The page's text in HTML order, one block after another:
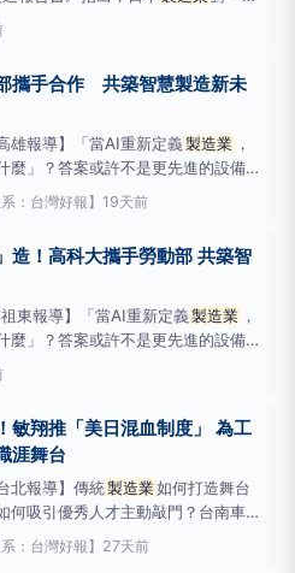
慧（AI）技術的期待與投資意願高居
這些努力多數僅止於概念驗證
前主要挑戰。這份報告是由羅克韋爾
攜手合作 共築智慧製造新未
雄報導】「當AI重新定義製造業 ，
麼」？答案或許不是更先進的設備，
馭AI、創造AI價值的人才。從生成式
聯網到XR（ExtendedReality，延
級最
：台灣好報】 19天前
造！高科大攜手勞動部 共築智
祖東報導】「當AI重新定義製造業 ，
麼」？答案或許不是更先進的設備，
馭AI、創造AI價值的人才。從生成式
聯網到XR（ExtendedReality，延
級最關鍵的一塊
敏翔推「美日混血制度」 為工
涯舞台
北報導】傳統製造業如何打造舞台
何吸引優秀人才主動敲門？台南車燈
資源競賽，以獨特人才培育打破傳統
鋪出一條清晰的職涯成長路徑。日系
：台灣好報】 27天前